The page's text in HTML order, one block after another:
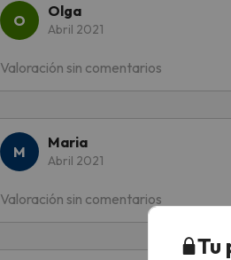
Olga
Abril 2021
Valoración sin comentarios
Maria
Abril 2021
Valoración sin comentarios
Tu